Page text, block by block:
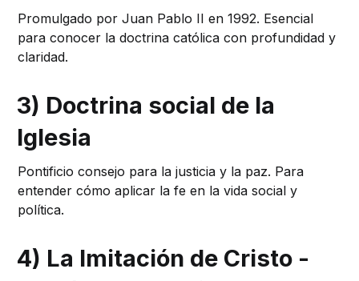
Promulgado por Juan Pablo II en 1992. Esencial
para conocer la doctrina católica con profundidad y
claridad.
3) Doctrina social de la
Iglesia
Pontificio consejo para la justicia y la paz. Para
entender cómo aplicar la fe en la vida social y
política.
4) La Imitación de Cristo -